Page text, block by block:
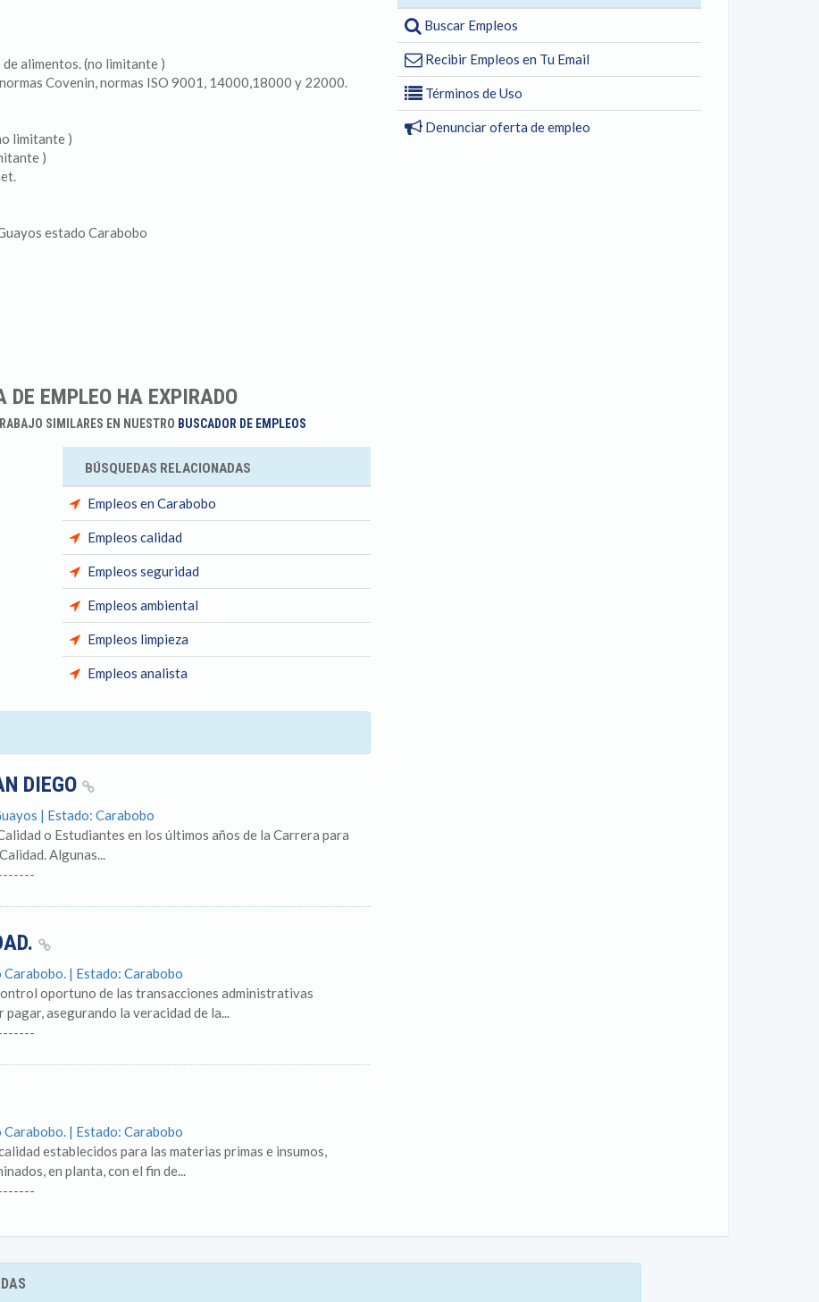
alimentos. (no limitante )
Covenin, normas ISO 9001, 14000,18000 y 22000.
limitante )
)
estado Carabobo
DE EMPLEO HA EXPIRADO
SIMILARES EN NUESTRO BUSCADOR DE EMPLEOS
BÚSQUEDAS RELACIONADAS
Empleos en Carabobo
Empleos calidad
Empleos seguridad
Empleos ambiental
Empleos limpieza
Empleos analista
DIEGO
| Estado: Carabobo
o Estudiantes en los últimos años de la Carrera para
Algunas...
Carabobo. | Estado: Carabobo
oportuno de las transacciones administrativas
asegurando la veracidad de la...
Carabobo. | Estado: Carabobo
establecidos para las materias primas e insumos,
en planta, con el fin de...
Buscar Empleos
Recibir Empleos en Tu Email
Términos de Uso
Denunciar oferta de empleo